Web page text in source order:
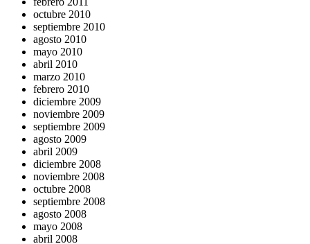
octubre 2010
septiembre 2010
agosto 2010
mayo 2010
abril 2010
marzo 2010
febrero 2010
diciembre 2009
noviembre 2009
septiembre 2009
agosto 2009
abril 2009
diciembre 2008
noviembre 2008
octubre 2008
septiembre 2008
agosto 2008
mayo 2008
abril 2008